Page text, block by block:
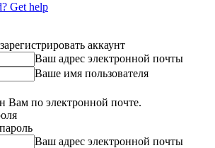
Get help
аккаунт
Ваш адрес электронной почты
Ваше имя пользователя
Вам по электронной почте.
Ваш адрес электронной почты